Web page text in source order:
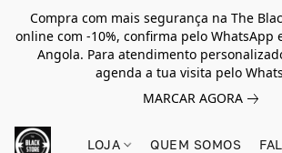
Compra com mais segurança na The
online com -10%, confirma pelo WhatsApp
Angola. Para atendimento
agenda a tua visita pelo
MARCAR AGORA
LOJA QUEM SOMOS